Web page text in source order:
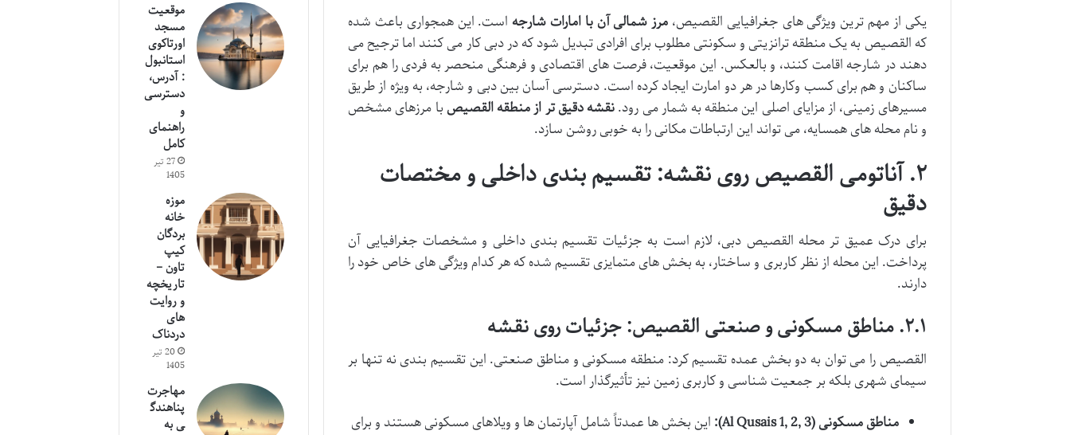
یکی از مهم ترین ویژگی های جغرافیایی القصیص، مرز شمالی آن با امارات شارجه است. این همجواری باعث شده
که القصیص به یک منطقه ترانزیتی و سکونتی مطلوب برای افرادی تبدیل شود که در دبی کار می کنند اما ترجیح می
دهند در شارجه اقامت کنند، و بالعکس. این موقعیت، فرصت های اقتصادی و فرهنگی منحصر به فردی را هم برای
ساکنان و هم برای کسب وکارها در هر دو امارت ایجاد کرده است. دسترسی آسان بین دبی و شارجه، به ویژه از طریق
مسیرهای زمینی، از مزایای اصلی این منطقه به شمار می رود.نقشه دقیق تر از منطقه القصیص با مرزهای مشخص
و نام محله های همسایه، می تواند این ارتباطات مکانی را به خوبی روشن سازد.
۲. آناتومی القصیص روی نقشه: تقسیم بندی داخلی و مختصات
دقیق
برای درک عمیق تر محله القصیص دبی، لازم است به جزئیات تقسیم بندی داخلی و مشخصات جغرافیایی آن
پرداخت. این محله از نظر کاربری و ساختار، به بخش های متمایزی تقسیم شده که هر کدام ویژگی های خاص خود را
دارند.
۲.۱. مناطق مسکونی و صنعتی القصیص: جزئیات روی نقشه
القصیص را می توان به دو بخش عمده تقسیم کرد: منطقه مسکونی و مناطق صنعتی. این تقسیم بندی نه تنها بر
سیمای شهری بلکه بر جمعیت شناسی و کاربری زمین نیز تأثیرگذار است.
مناطق مسکونی (Al Qusais 1, 2, 3):
این بخش ها عمدتاً شامل آپارتمان ها و ویلاهای مسکونی هستند و برای
موقعیت
مسجد
اورتاکوی
استانبول
: آدرس،
دسترسی
و
راهنمای
کامل
27 تیر
1405
موزه
خانه
بردگان
کیپ
تاون –
تاریخچه
و روایت
های
دردناک
20 تیر
1405
مهاجرت
پناهندگ
ی به